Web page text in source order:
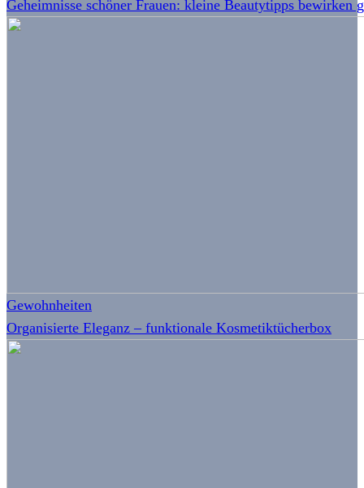
Geheimnisse schöner Frauen: kleine Beautytipps bewirken
Gewohnheiten
Organisierte Eleganz – funktionale Kosmetiktücherbox